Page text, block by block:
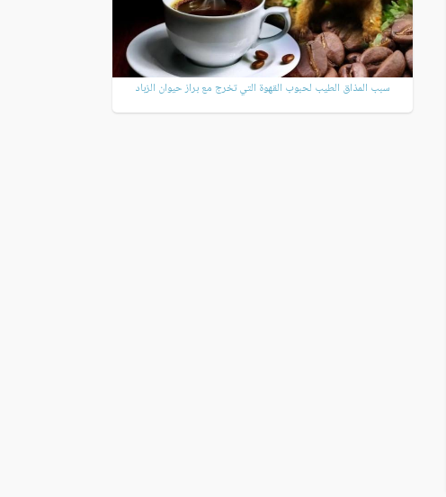
سبب المذاق الطيب لحبوب القهوة التي تخرج مع براز حيوان الزباد